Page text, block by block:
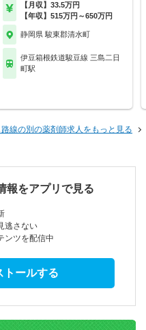
【月収】33.5万円
【年収】515万円～650万円
静岡県 駿東郡清水町
伊豆箱根鉄道駿豆線 三島二日
町駅
線の別の薬剤師求人をもっと見る
報をアプリで見る
逃さない
ンツを配信中
トールする